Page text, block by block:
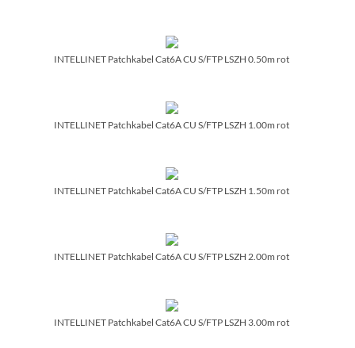
INTELLINET Patchkabel Cat6A CU S/­FTP LSZH 0.50m rot
INTELLINET Patchkabel Cat6A CU S/­FTP LSZH 1.00m rot
INTELLINET Patchkabel Cat6A CU S/­FTP LSZH 1.50m rot
INTELLINET Patchkabel Cat6A CU S/­FTP LSZH 2.00m rot
INTELLINET Patchkabel Cat6A CU S/­FTP LSZH 3.00m rot